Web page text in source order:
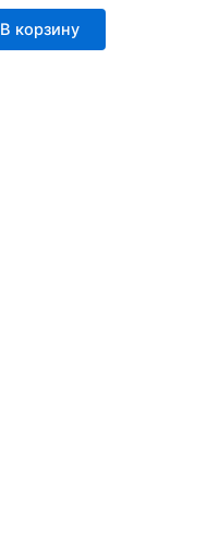
В корзину